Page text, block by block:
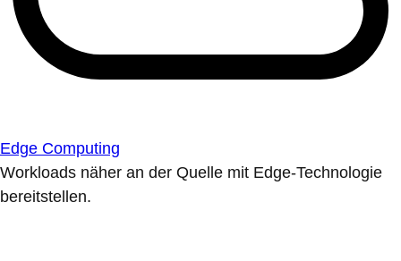
Edge Computing
Workloads näher an der Quelle mit Edge-Technologie
bereitstellen.